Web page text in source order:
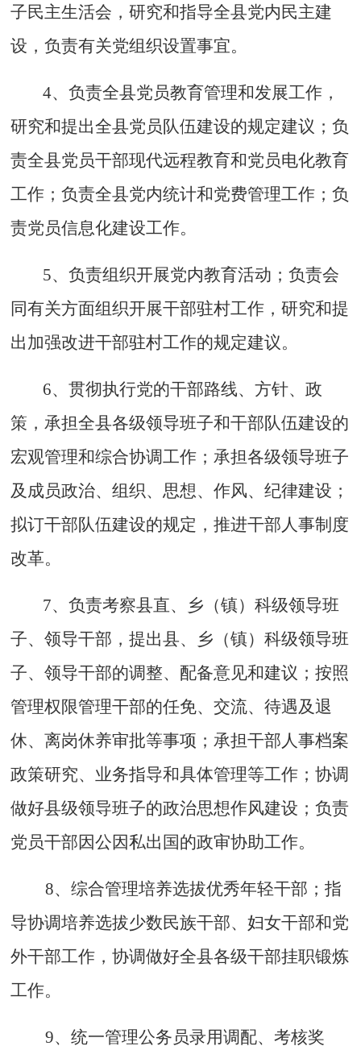
子民主生活会，研究和指导全县党内民主建
设，负责有关党组织设置事宜。
4、负责全县党员教育管理和发展工作，
研究和提出全县党员队伍建设的规定建议；负
责全县党员干部现代远程教育和党员电化教育
工作；负责全县党内统计和党费管理工作；负
责党员信息化建设工作。
5、负责组织开展党内教育活动；负责会
同有关方面组织开展干部驻村工作，研究和提
出加强改进干部驻村工作的规定建议。
6、贯彻执行党的干部路线、方针、政
策，承担全县各级领导班子和干部队伍建设的
宏观管理和综合协调工作；承担各级领导班子
及成员政治、组织、思想、作风、纪律建设；
拟订干部队伍建设的规定，推进干部人事制度
改革。
7、负责考察县直、乡（镇）科级领导班
子、领导干部，提出县、乡（镇）科级领导班
子、领导干部的调整、配备意见和建议；按照
管理权限管理干部的任免、交流、待遇及退
休、离岗休养审批等事项；承担干部人事档案
政策研究、业务指导和具体管理等工作；协调
做好县级领导班子的政治思想作风建设；负责
党员干部因公因私出国的政审协助工作。
8、综合管理培养选拔优秀年轻干部；指
导协调培养选拔少数民族干部、妇女干部和党
外干部工作，协调做好全县各级干部挂职锻炼
工作。
9、统一管理公务员录用调配、考核奖